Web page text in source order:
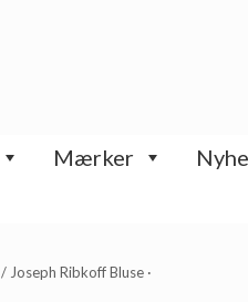
Mærker
/ Joseph Ribkoff Bluse ·